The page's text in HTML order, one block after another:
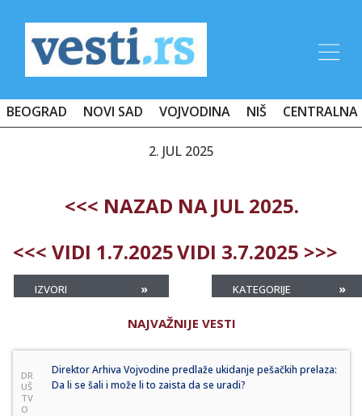
BEOGRAD NOVI SAD VOJVODINA NIŠ CENTRALNA
2. JUL 2025
<<< NAZAD NA JUL 2025.
<<< VIDI 1.7.2025VIDI 3.7.2025 >>>
IZVORI » KATEGORIJE »
NAJVAŽNIJE VESTI
DR
UŠ
TV
O
Direktor Arhiva Vojvodine predlaže ukidanje pešačkih prelaza:
Da li se šali i može li to zaista da se uradi?